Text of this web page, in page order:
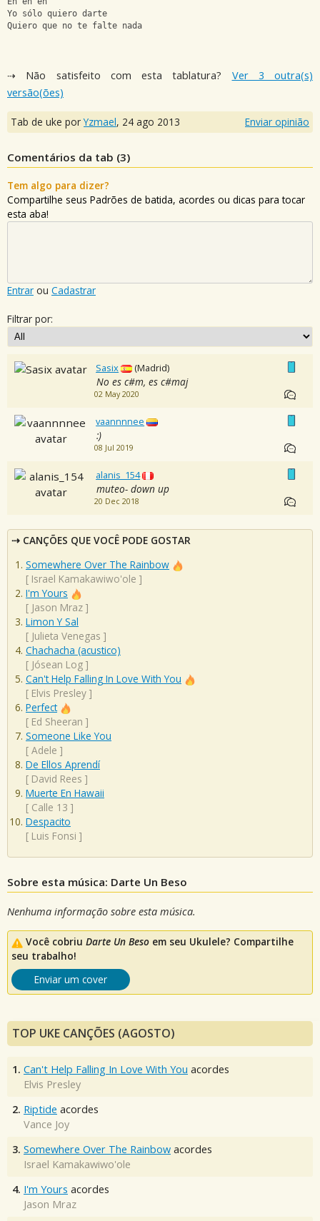
Yo sólo quiero darte
Quiero que no te falte nada
⇢ Não satisfeito com esta tablatura? Ver 3 outra(s)
versão(ões)
Tab de uke porYzmael, 24 ago 2013 Enviar opinião
Comentários da tab (3)
Tem algo para dizer?
Compartilhe seus Padrões de batida, acordes ou dicas para tocar
esta aba!
Entrar ou Cadastrar
Filtrar por:
Sasix (Madrid)
No es c#m, es c#maj
02 May 2020
vaannnnee
:)
08 Jul 2019
alanis_154
muteo- down up
20 Dec 2018
CANÇÕES QUE VOCÊ PODE GOSTAR
Somewhere Over The Rainbow
[ Israel Kamakawiwo'ole ]
I'm Yours
[ Jason Mraz ]
Limon Y Sal
[ Julieta Venegas ]
Chachacha (acustico)
[ Jósean Log ]
Can't Help Falling In Love With You
[ Elvis Presley ]
Perfect
[ Ed Sheeran ]
Someone Like You
[ Adele ]
De Ellos Aprendí
[ David Rees ]
Muerte En Hawaii
[ Calle 13 ]
Despacito
[ Luis Fonsi ]
Sobre esta música: Darte Un Beso
Nenhuma informação sobre esta música.
Você cobriu Darte Un Beso em seu Ukulele? Compartilhe
seu trabalho!
Enviar um cover
TOP UKE CANÇÕES (AGOSTO)
1. Can't Help Falling In Love With You acordes
Elvis Presley
2. Riptide acordes
Vance Joy
3. Somewhere Over The Rainbow acordes
Israel Kamakawiwo'ole
4. I'm Yours acordes
Jason Mraz